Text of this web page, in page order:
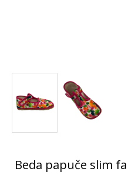
Beda papuče slim